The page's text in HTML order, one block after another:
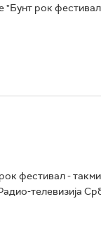
"Бунт рок
фестивал -
телевизија